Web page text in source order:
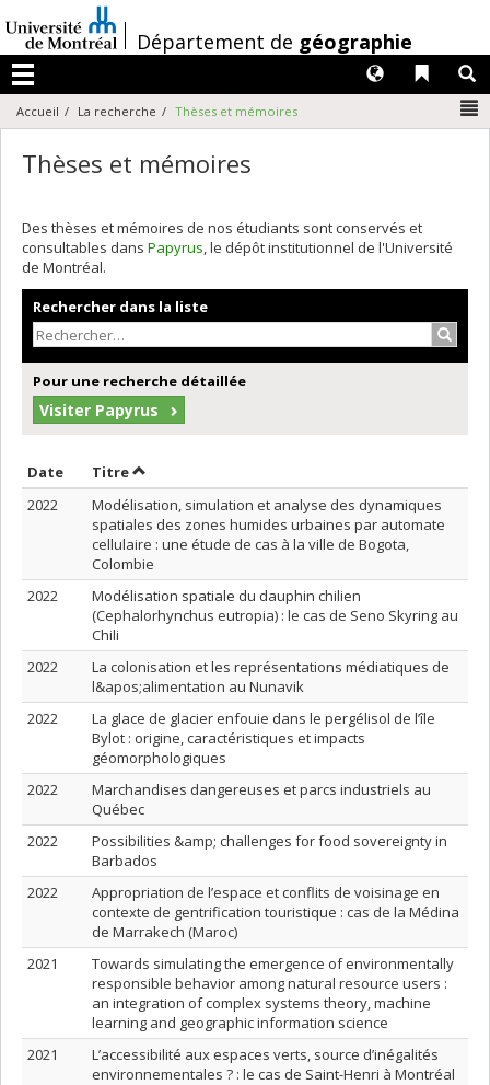
au
contenu
/Département de géographie
Menu
Liens
Langues
Accueil La recherche Thèses et mémoires
Thèses et mémoires
Des thèses et mémoires de nos étudiants sont conservés et
consultables dans Papyrus, le dépôt institutionnel de l'Université
de Montréal.
Rechercher dans la liste
Pour une recherche détaillée
Visiter Papyrus
Date Trier par date en ordre croissant
TitreTrier par titre en ordre croissant
2022
Modélisation, simulation et analyse des dynamiques
spatiales des zones humides urbaines par automate
cellulaire : une étude de cas à la ville de Bogota,
Colombie
2022
Modélisation spatiale du dauphin chilien
(Cephalorhynchus eutropia) : le cas de Seno Skyring au
Chili
2022
La colonisation et les représentations médiatiques de
l&apos;alimentation au Nunavik
2022
La glace de glacier enfouie dans le pergélisol de l’île
Bylot : origine, caractéristiques et impacts
géomorphologiques
2022
Marchandises dangereuses et parcs industriels au
Québec
2022
Possibilities &amp; challenges for food sovereignty in
Barbados
2022
Appropriation de l’espace et conflits de voisinage en
contexte de gentrification touristique : cas de la Médina
de Marrakech (Maroc)
2021
Towards simulating the emergence of environmentally
responsible behavior among natural resource users :
an integration of complex systems theory, machine
learning and geographic information science
2021
L’accessibilité aux espaces verts, source d’inégalités
environnementales ? : le cas de Saint-Henri à Montréal